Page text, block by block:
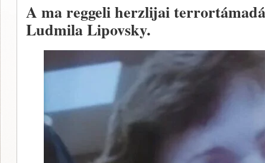
A ma reggeli herzlijai
Ludmila Lipovsky.